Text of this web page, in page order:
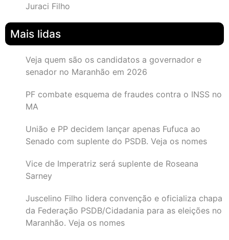
Juraci Filho
Mais lidas
Veja quem são os candidatos a governador e
senador no Maranhão em 2026
PF combate esquema de fraudes contra o INSS no
MA
União e PP decidem lançar apenas Fufuca ao
Senado com suplente do PSDB. Veja os nomes
Vice de Imperatriz será suplente de Roseana
Sarney
Juscelino Filho lidera convenção e oficializa chapa
da Federação PSDB/Cidadania para as eleições no
Maranhão. Veja os nomes